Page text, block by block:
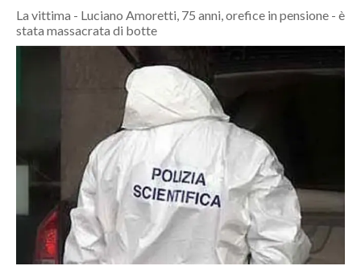
CRONACA
SERVIZI ALLE IMPRESE
LAVORO
BANDI
La vittima - Luciano Amoretti, 75 anni, orefice in pensione - è
stata massacrata di botte